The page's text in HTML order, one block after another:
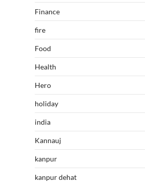
Finance
fire
Food
Health
Hero
holiday
india
Kannauj
kanpur
kanpur dehat